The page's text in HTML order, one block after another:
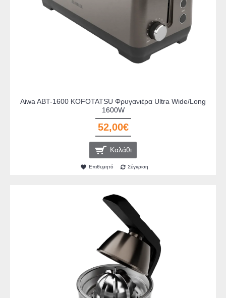
Aiwa ABT-1600 KOFOTATSU Φρυγανιέρα Ultra Wide/Long
1600W
52,00€
Καλάθι
Επιθυμητό Σύγκριση